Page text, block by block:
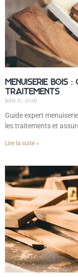
Menuiserie bois
traitements
juin 17, 2026
Guide expert
les traitements et
Lire la suite »